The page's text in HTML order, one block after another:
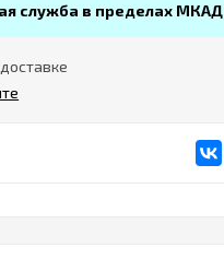
служба в пределах МКАД